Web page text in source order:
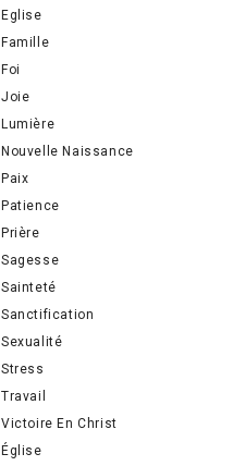
Eglise
Famille
Foi
Joie
Lumière
Nouvelle Naissance
Paix
Patience
Prière
Sagesse
Sainteté
Sanctification
Sexualité
Stress
Travail
Victoire En Christ
Église